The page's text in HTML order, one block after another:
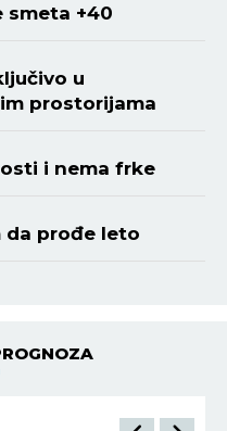
smeta +40
u
prostorijama
i nema frke
da prođe leto